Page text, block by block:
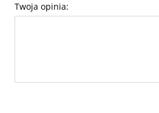
Twoja opinia: